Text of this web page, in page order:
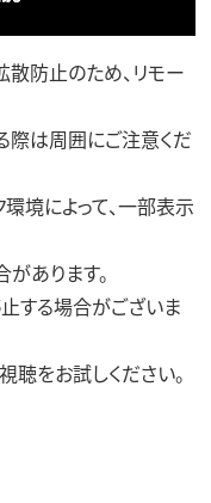
防止のため、リモー
際は周囲にご注意くだ
境によって、一部表示
あります。
する場合がございま
をお試しください。